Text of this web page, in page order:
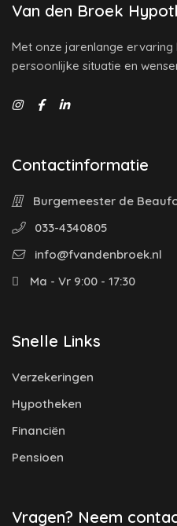
Van den Broek
Met onze jarenlange
persoonlijke situatie en
Contactinformatie
Burgemeester de
033-4340805
info@fvandenbroek.nl
Ma - Vr 9:00 - 17:30
Snelle Links
Verzekeringen
Hypotheken
Financiën
Pensioen
Vragen? Neem